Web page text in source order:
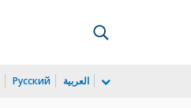
Русский العربية